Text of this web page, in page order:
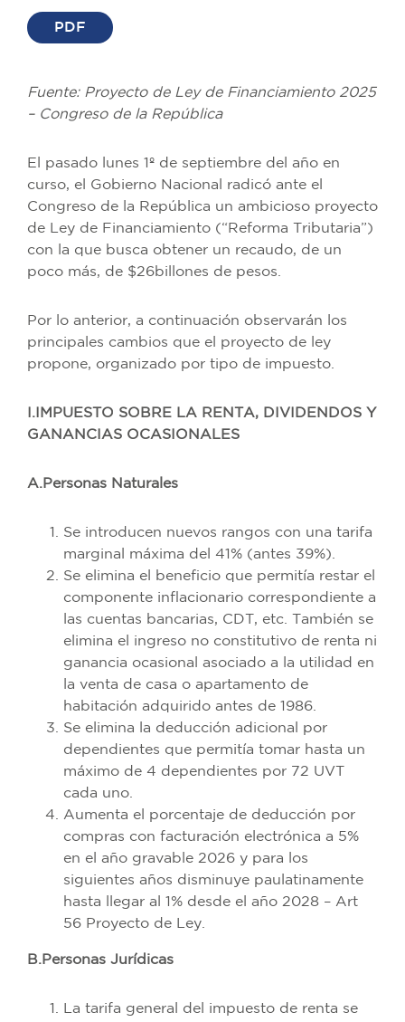
PDF
Fuente: Proyecto de Ley de Financiamiento 2025
– Congreso de la República
El pasado lunes 1º de septiembre del año en
curso, el Gobierno Nacional radicó ante el
Congreso de la República un ambicioso proyecto
de Ley de Financiamiento (“Reforma Tributaria”)
con la que busca obtener un recaudo, de un
poco más, de $26billones de pesos.
Por lo anterior, a continuación observarán los
principales cambios que el proyecto de ley
propone, organizado por tipo de impuesto.
I.IMPUESTO SOBRE LA RENTA, DIVIDENDOS Y
GANANCIAS OCASIONALES
A.Personas Naturales
Se introducen nuevos rangos con una tarifa
marginal máxima del 41% (antes 39%).
Se elimina el beneficio que permitía restar el
componente inflacionario correspondiente a
las cuentas bancarias, CDT, etc. También se
elimina el ingreso no constitutivo de renta ni
ganancia ocasional asociado a la utilidad en
la venta de casa o apartamento de
habitación adquirido antes de 1986.
Se elimina la deducción adicional por
dependientes que permitía tomar hasta un
máximo de 4 dependientes por 72 UVT
cada uno.
Aumenta el porcentaje de deducción por
compras con facturación electrónica a 5%
en el año gravable 2026 y para los
siguientes años disminuye paulatinamente
hasta llegar al 1% desde el año 2028 – Art
56 Proyecto de Ley.
B.Personas Jurídicas
La tarifa general del impuesto de renta se